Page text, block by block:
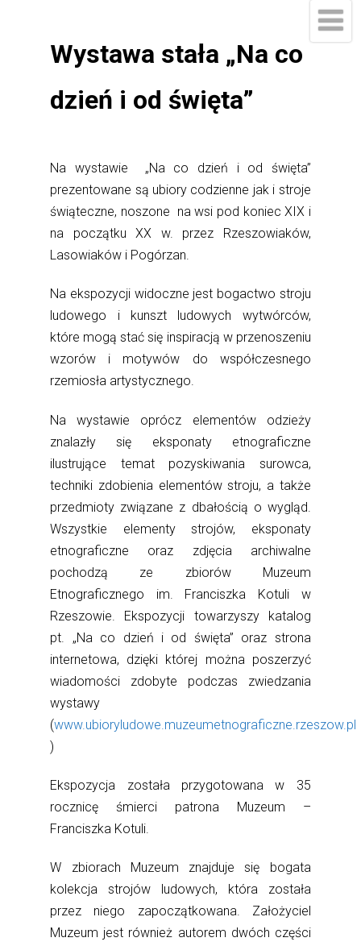
Wystawa stała „Na co
dzień i od święta”
Na wystawie „Na co dzień i od święta”
prezentowane są ubiory codzienne jak i stroje
świąteczne, noszone na wsi pod koniec XIX i
na początku XX w. przez Rzeszowiaków,
Lasowiaków i Pogórzan.
Na ekspozycji widoczne jest bogactwo stroju
ludowego i kunszt ludowych wytwórców,
które mogą stać się inspiracją w przenoszeniu
wzorów i motywów do współczesnego
rzemiosła artystycznego.
Na wystawie oprócz elementów odzieży
znalazły się eksponaty etnograficzne
ilustrujące temat pozyskiwania surowca,
techniki zdobienia elementów stroju, a także
przedmioty związane z dbałością o wygląd.
Wszystkie elementy strojów, eksponaty
etnograficzne oraz zdjęcia archiwalne
pochodzą ze zbiorów Muzeum
Etnograficznego im. Franciszka Kotuli w
Rzeszowie. Ekspozycji towarzyszy katalog
pt. „Na co dzień i od święta” oraz strona
internetowa, dzięki której można poszerzyć
wiadomości zdobyte podczas zwiedzania
wystawy
(www.ubioryludowe.muzeumetnograficzne.rzeszow.pl
)
Ekspozycja została przygotowana w 35
rocznicę śmierci patrona Muzeum –
Franciszka Kotuli.
W zbiorach Muzeum znajduje się bogata
kolekcja strojów ludowych, która została
przez niego zapoczątkowana. Założyciel
Muzeum jest również autorem dwóch części